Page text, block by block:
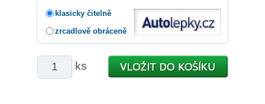
klasicky čitelně
zrcadlově obráceně
ks